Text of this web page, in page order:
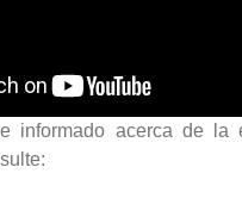
informado acerca de la